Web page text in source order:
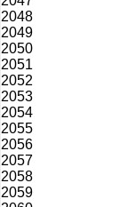
2048
2049
2050
2051
2052
2053
2054
2055
2056
2057
2058
2059